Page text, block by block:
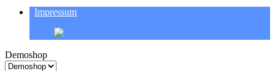
Impressum
Demoshop